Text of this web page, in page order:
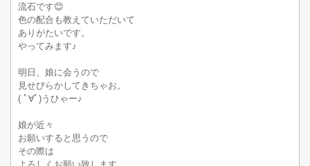
流石です😊
色の配合も教えていただいて
ありがたいです。
やってみます♪
明日、娘に会うので
見せびらかしてきちゃお。
( ﾟ∀ﾟ)うひゃー♪
娘が近々
お願いすると思うので
その際は